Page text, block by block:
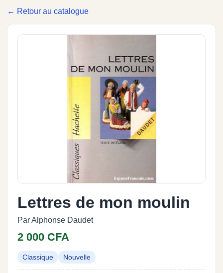
← Retour au catalogue
Lettres de mon moulin
Par Alphonse Daudet
2 000 CFA
Classique Nouvelle